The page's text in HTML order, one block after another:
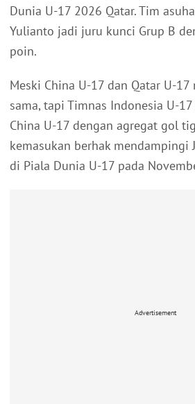
Dunia U-17 2026 Qatar. Tim
Yulianto jadi juru kunci Grup B
poin.
Meski China U-17 dan Qatar U-
sama, tapi Timnas Indonesia U-
China U-17 dengan agregat gol
kemasukan berhak mendampingi
di Piala Dunia U-17 pada
Advertisement